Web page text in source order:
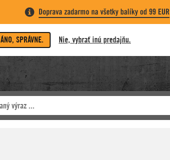
Doprava zadarmo na všetky balíky od 99 EUR
ÁNO, SPRÁVNE. Nie, vybrať inú predajňu.